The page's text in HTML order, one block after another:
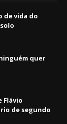
de vida do
quer
Flávio
de segundo